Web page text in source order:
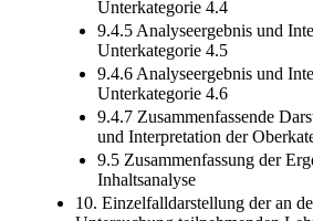
Unterkategorie 4.4
9.4.5 Analyseergebnis und
Unterkategorie 4.5
9.4.6 Analyseergebnis und
Unterkategorie 4.6
9.4.7 Zusammenfassende
und Interpretation der
9.5 Zusammenfassung der
Inhaltsanalyse
10. Einzelfalldarstellung der an